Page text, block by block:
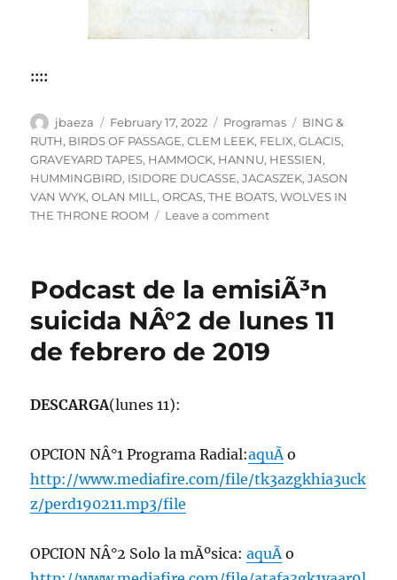
::::
Author
jbaeza
Posted
on
February 17, 2022 Categories
Programas Tags
BING &
RUTH, BIRDS OF PASSAGE,CLEM LEEK, FELIX,GLACIS,
GRAVEYARD TAPES, HAMMOCK, HANNU, HESSIEN,
HUMMINGBIRD, ISIDORE DUCASSE,JACASZEK,JASON
VAN WYK,OLAN MILL,ORCAS,THE BOATS,WOLVES IN
THE THRONE ROOM
Leave a commenton
Programa
21
de
U.
de
Chile
Podcast de la emisiÃ³n
suicida NÂ°2 de lunes 11
de febrero de 2019
DESCARGA(lunes 11):
OPCION NÂ°1 Programa Radial:aquÃ­o
http://www.mediafire.com/file/tk3azgkhia3uck
z/perd190211.mp3/file
OPCION NÂ°2 Solo la mÃºsica:aquÃ­o